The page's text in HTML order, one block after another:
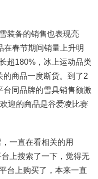
备的销售也表现亮
在春节期间销量上升明
超180%，冰上运动品类
的商品一度断货。到了2
台同品牌的雪具销售额激
迎的商品是谷爱凌比赛
一直在看相关的用
上搜索了一下，觉得无
台上购买了，本来一直